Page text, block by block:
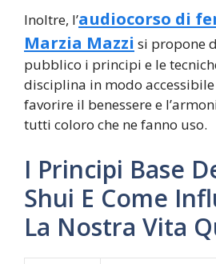
Inoltre, l’audiocorso di
Marzia Mazzi si propone
pubblico i principi e le
disciplina in modo
favorire il benessere e
tutti coloro che ne fanno uso.
I Principi Base
Shui E Come
La Nostra Vita